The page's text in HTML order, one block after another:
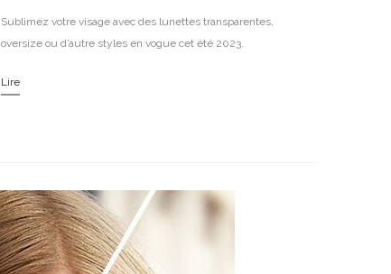
Sublimez votre visage avec des lunettes transparentes,
oversize ou d’autre styles en vogue cet été 2023.
Lire